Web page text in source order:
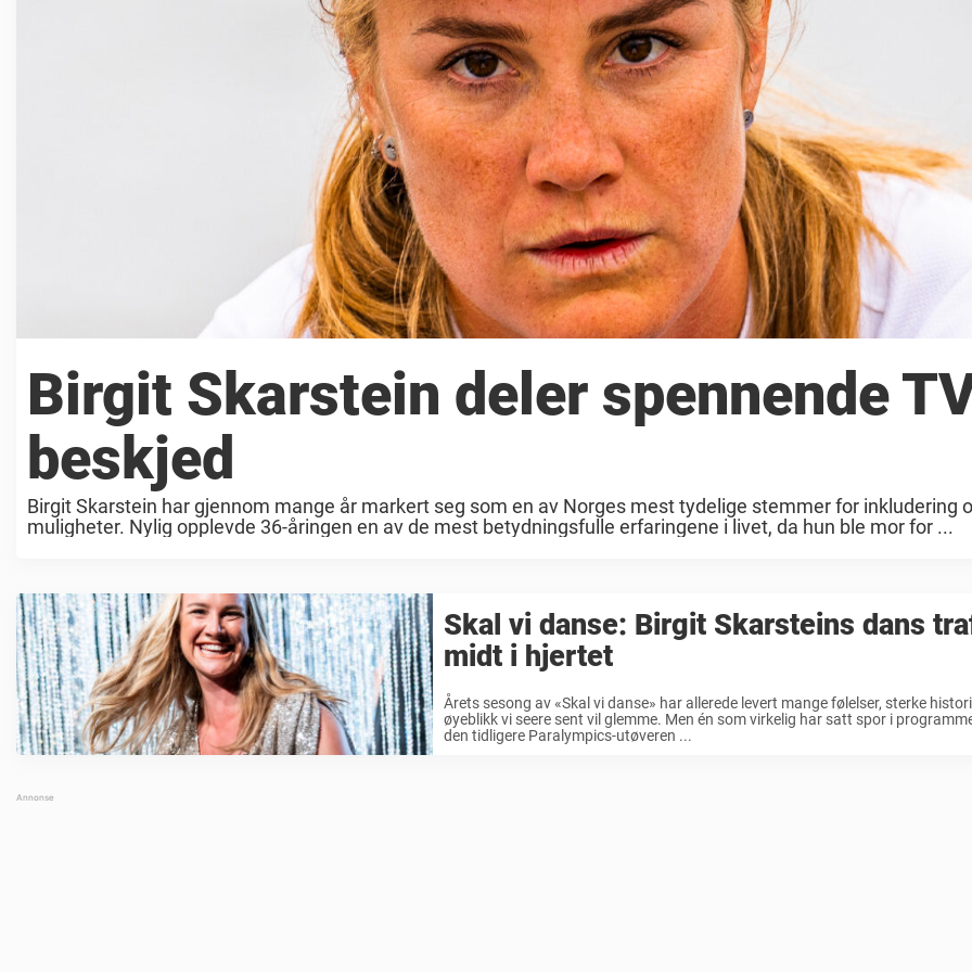
Birgit Skarstein deler spennende
beskjed
Birgit Skarstein har gjennom mange år markert seg som en av Norges mest tydelige stemmer for inkludering
muligheter. Nylig opplevde 36-åringen en av de mest betydningsfulle erfaringene i livet, da hun ble mor for ...
Skal vi danse: Birgit Skarsteins dans
midt i hjertet
Årets sesong av «Skal vi danse» har allerede levert mange følelser, sterke
øyeblikk vi seere sent vil glemme. Men én som virkelig har satt spor i
den tidligere Paralympics-utøveren ...